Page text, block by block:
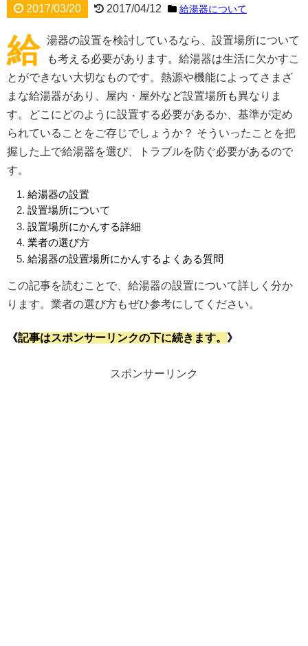
2017/03/20 2017/04/12 給湯器について
給 湯器の設置を検討しているなら、設置場所について
も考える必要があります。給湯器は生活に欠かすこ
とができない大切なものです。熱源や機能によってさまざ
まな給湯器があり、屋内・屋外など設置場所も異なりま
す。どこにどのように設置する必要があるか、基準が定め
られていることをご存じでしょうか？ そういったことを把
握した上で給湯器を選び、トラブルを防ぐ必要があるので
す。
給湯器の設置
設置場所について
設置場所にかんする詳細
業者の選び方
給湯器の設置場所にかんするよくある質問
この記事を読むことで、給湯器の設置について詳しく分か
ります。業者の選び方もぜひ参考にしてください。
《記事はスポンサーリンクの下に続きます。 》
スポンサーリンク